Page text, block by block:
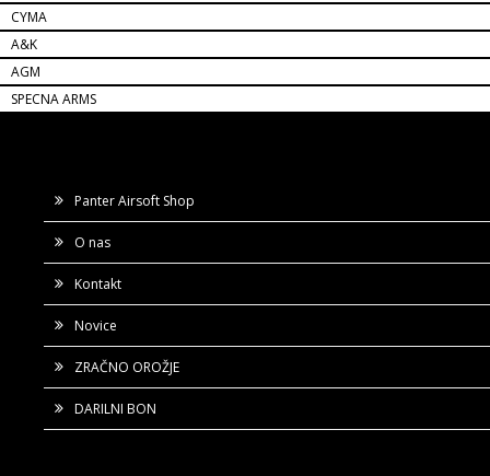
CYMA
A&K
AGM
SPECNA ARMS
Panter Airsoft Shop
O nas
Kontakt
Novice
ZRAČNO OROŽJE
DARILNI BON